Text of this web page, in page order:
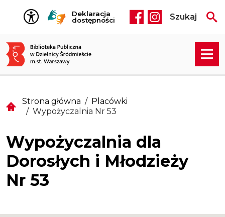
Przejdź do treści
Deklaracja
dostępności
Social media
Szukaj
Strona główna
Placówki
Wypożyczalnia Nr 53
Wypożyczalnia dla
Dorosłych i Młodzieży
Nr 53